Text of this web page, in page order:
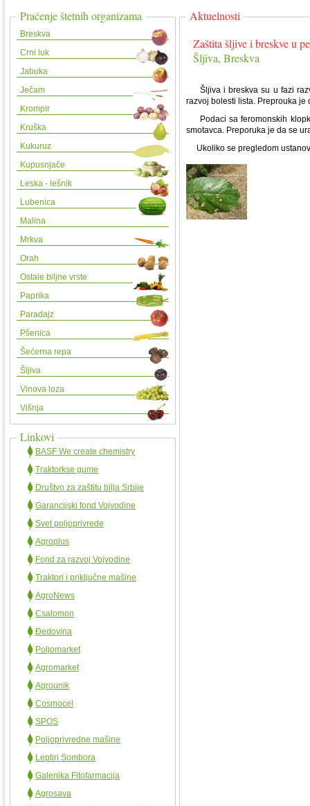
Praćenje štetnih organizama
Breskva
Crni luk
Jabuka
Ječam
Krompir
Kruška
Kukuruz
Kupusnjače
Leska - lešnik
Lubenica
Malina
Mrkva
Orah
Ostale biljne vrste
Paprika
Paradajz
Pšenica
Šećerna repa
Šljiva
Vinova loza
Višnja
Linkovi
BASF We create chemistry
Traktorkse gume
Društvo za zaštitu bilja Srbije
Garancijski fond Vojvodine
Svet poljoprivrede
Agroplus
Fond za razvoj Vojvodine
Traktori i priključne mašine
AgroNews
Csalomon
Đedovina
Poljomarket
Agromarket
Agrounik
Cosmocel
SPOS
Poljoprivredne mašine
Leptiri Sombora
Galenika Fitofarmacija
Agrosava
Aktuelnosti
Zaštita šljive i breskve u
Šljiva, Breskva
Šljiva i breskva su u fazi
razvoj bolesti lista. Preprouka je
Podaci sa feromonskih
smotavca. Preporuka je da se
Ukoliko se pregledom